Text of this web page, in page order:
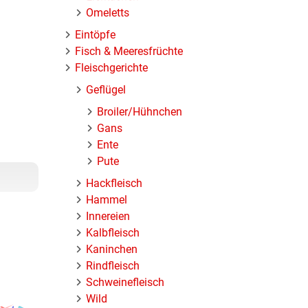
Omeletts
Eintöpfe
Fisch & Meeresfrüchte
Fleischgerichte
Geflügel
Broiler/Hühnchen
Gans
Ente
Pute
Hackfleisch
Hammel
Innereien
Kalbfleisch
Kaninchen
Rindfleisch
Schweinefleisch
Wild